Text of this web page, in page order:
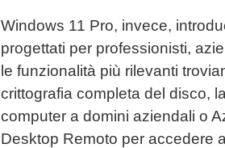
Windows 11 Pro, invece,
progettati per professionisti,
le funzionalità più rilevanti
crittografia completa del disco,
computer a domini aziendali o
Desktop Remoto per accedere